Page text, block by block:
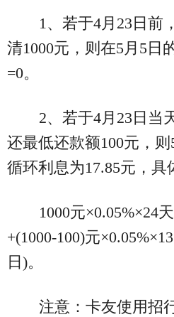
1、若于4月23日前
清1000元，则在5月5日
=0。
2、若于4月23日当
还最低还款额100元，
循环利息为17.85元，具
1000元×0.05%×24
+(1000-100)元
日)。
注意：卡友使用招